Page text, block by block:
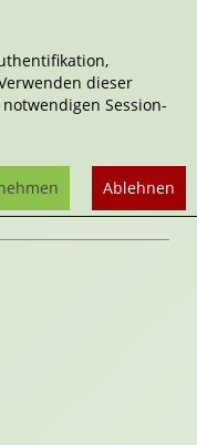
dieser
Session-
Ablehnen